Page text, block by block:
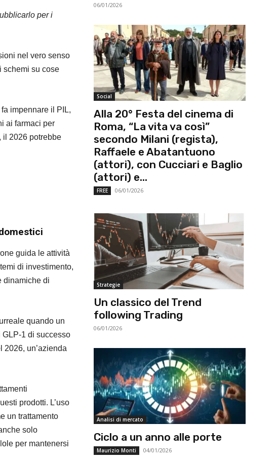
per i
nel vero senso
schemi su cose
impennare il PIL,
ai farmaci per
il 2026 potrebbe
guida le attività
di investimento,
dinamiche di
quando un
1 di successo
un’azienda
prodotti. L’uso
un trattamento
solo
per mantenersi
06/01/2026
Social
Alla 20° Festa del cinema di
Roma, “La vita va così”
secondo Milani (regista),
Raffaele e Abatantuono
(attori), con Cucciari e Baglio
(attori) e...
FREE 06/01/2026
Strategie
Un classico del Trend
following Trading
06/01/2026
Analisi di mercato
Ciclo a un anno alle porte
Maurizio Monti 04/01/2026